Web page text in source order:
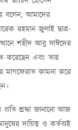
বলেন, আমাদের
রহমান জুলাই ছাত্র-
শহীদ আবু সাঈদের
করেছেন এবং তার
মাগফেরাত কামনা করে
শ্রদ্ধা জানানো আজ
দায়িত্ব ও কর্তব্যই